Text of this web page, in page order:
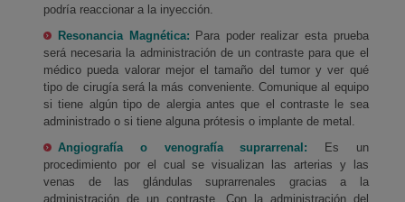
podría reaccionar a la inyección.
Resonancia Magnética: Para poder realizar esta prueba
será necesaria la administración de un contraste para que el
médico pueda valorar mejor el tamaño del tumor y ver qué
tipo de cirugía será la más conveniente. Comunique al equipo
si tiene algún tipo de alergia antes que el contraste le sea
administrado o si tiene alguna prótesis o implante de metal.
Angiografía o venografía suprarrenal: Es un
procedimiento por el cual se visualizan las arterias y las
venas de las glándulas suprarrenales gracias a la
administración de un contraste. Con la administración del